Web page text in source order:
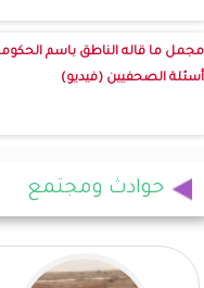
مجمل ما قاله الناطق باسم
أسئلة الصحفيين (فيديو)
حوادث ومجتمع